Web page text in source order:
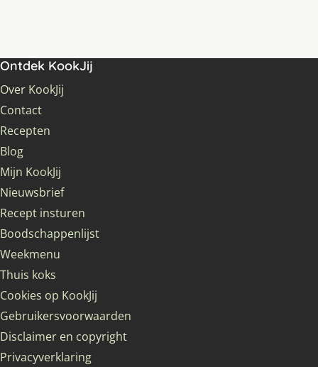
Ontdek KookJij
Over KookJij
Contact
Recepten
Blog
Mijn KookJij
Nieuwsbrief
Recept insturen
Boodschappenlijst
Weekmenu
Thuis koks
Cookies op KookJij
Gebruikersvoorwaarden
Disclaimer en copyright
Privacyverklaring